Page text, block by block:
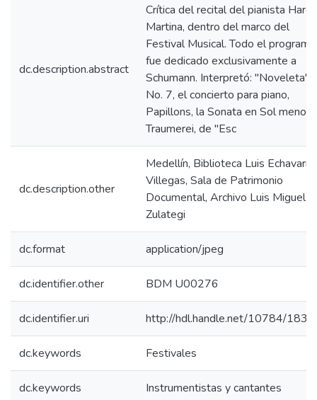
dc.description.abstract
Crítica del recital del pianista
Martina, dentro del marco del
Festival Musical. Todo el programa
fue dedicado exclusivamente a
Schumann. Interpretó: "Noveleta".
No. 7, el concierto para piano,
Papillons, la Sonata en Sol menor
Traumerei, de "Esc
dc.description.other
Medellín, Biblioteca Luis Echavarría
Villegas, Sala de Patrimonio
Documental, Archivo Luis Miguel
Zulategi
dc.format application/jpeg
dc.identifier.other BDM U00276
dc.identifier.uri http://hdl.handle.net/10784/
dc.keywords Festivales
dc.keywords Instrumentistas y cantantes